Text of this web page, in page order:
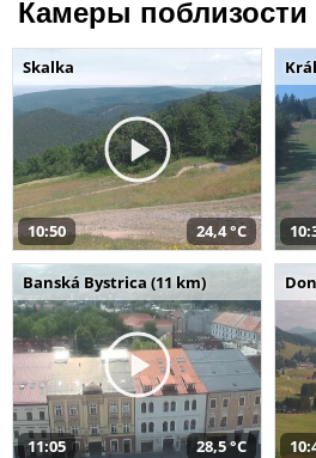
Камеры поблизости
Skalka
10:50 24,4 °C
Banská Bystrica (11 km)
11:05 28,5 °C